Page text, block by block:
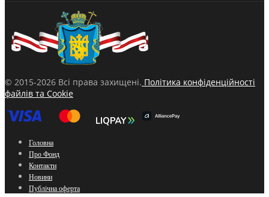
© 2015-2026 Всі права захищені. Політика конфіденційності
файлів та Cookie
Головна
Про Фонд
Контакти
Новини
Публічна оферта